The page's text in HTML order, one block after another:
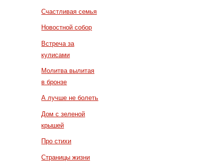
Счастливая семья
Новостной собор
Встреча за
кулисами
Молитва вылитая
в бронзе
А лучше не болеть
Дом с зеленой
крышей
Про стихи
Страницы жизни